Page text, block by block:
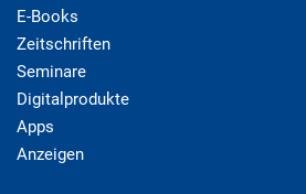
E-Books
Zeitschriften
Seminare
Digitalprodukte
Apps
Anzeigen